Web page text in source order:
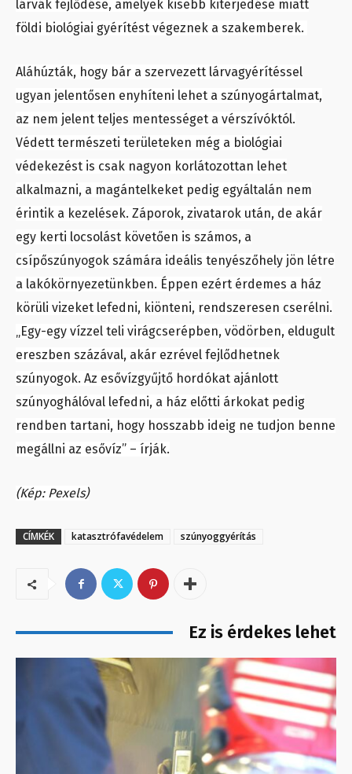
lárvák fejlődése, amelyek kisebb kiterjedése miatt
földi biológiai gyérítést végeznek a szakemberek.
Aláhúzták, hogy bár a szervezett lárvagyérítéssel
ugyan jelentősen enyhíteni lehet a szúnyogártalmat,
az nem jelent teljes mentességet a vérszívóktól.
Védett természeti területeken még a biológiai
védekezést is csak nagyon korlátozottan lehet
alkalmazni, a magántelkeket pedig egyáltalán nem
érintik a kezelések. Záporok, zivatarok után, de akár
egy kerti locsolást követően is számos, a
csípőszúnyogok számára ideális tenyészőhely jön létre
a lakókörnyezetünkben. Éppen ezért érdemes a ház
körüli vizeket lefedni, kiönteni, rendszeresen cserélni.
„Egy-egy vízzel teli virágcserépben, vödörben, eldugult
ereszben százával, akár ezrével fejlődhetnek
szúnyogok. Az esővízgyűjtő hordókat ajánlott
szúnyoghálóval lefedni, a ház előtti árkokat pedig
rendben tartani, hogy hosszabb ideig ne tudjon benne
megállni az esővíz” – írják.
(Kép: Pexels)
CÍMKÉK katasztrófavédelem szúnyoggyérítás
Ez is érdekes lehet